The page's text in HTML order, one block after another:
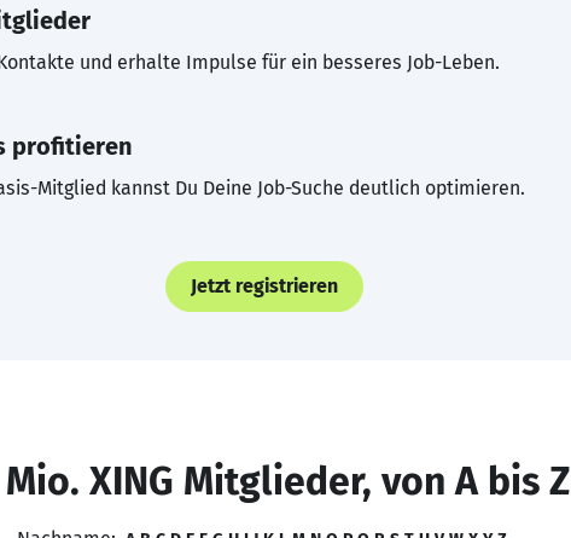
und erhalte Impulse für ein besseres Job-Leben.
profitieren
Mitglied kannst Du Deine Job-Suche deutlich optimieren.
Jetzt registrieren
Mio. XING Mitglieder, von A bis Z